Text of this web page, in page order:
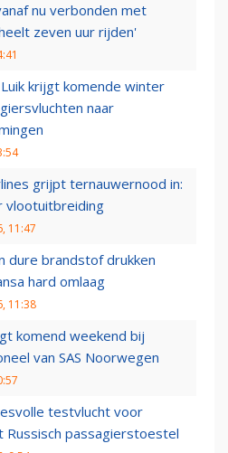
nu verbonden met
zeven uur rijden'
krijgt komende winter
naar
grijpt ternauwernood in:
vlootuitbreiding
11:47
dure brandstof drukken
hard omlaag
11:38
komend weekend bij
van SAS Noorwegen
testvlucht voor
Russisch passagierstoestel